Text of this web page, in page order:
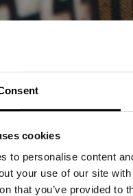
cookies
to personalise content
your use of our site
that you’ve provided to
TILL…
09-02